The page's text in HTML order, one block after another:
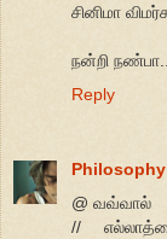
சினிமா
நன்றி
Reply
@ வவ்வால்
//